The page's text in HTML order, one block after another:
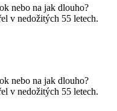
nebo na jak dlouho?
v nedožitých 55 letech.
nebo na jak dlouho?
v nedožitých 55 letech.